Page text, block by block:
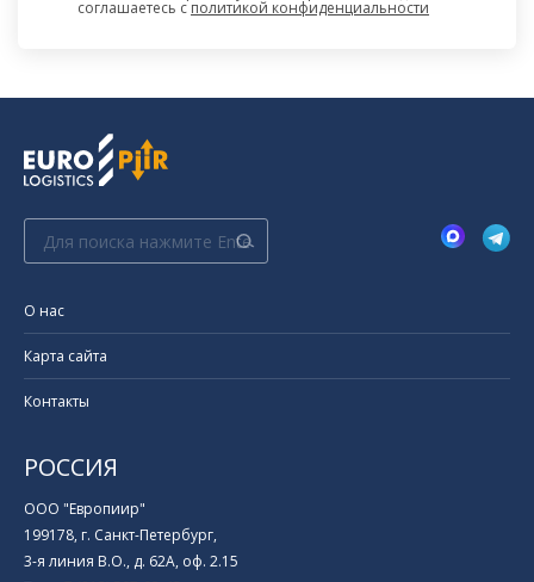
соглашаетесь cполитикой конфиденциальности
Поиск:
РОССИЯ
ООО "Европиир"
199178, г. Санкт-Петербург,
3-я линия В.О., д. 62А, оф. 2.15
О нас
Карта сайта
Контакты